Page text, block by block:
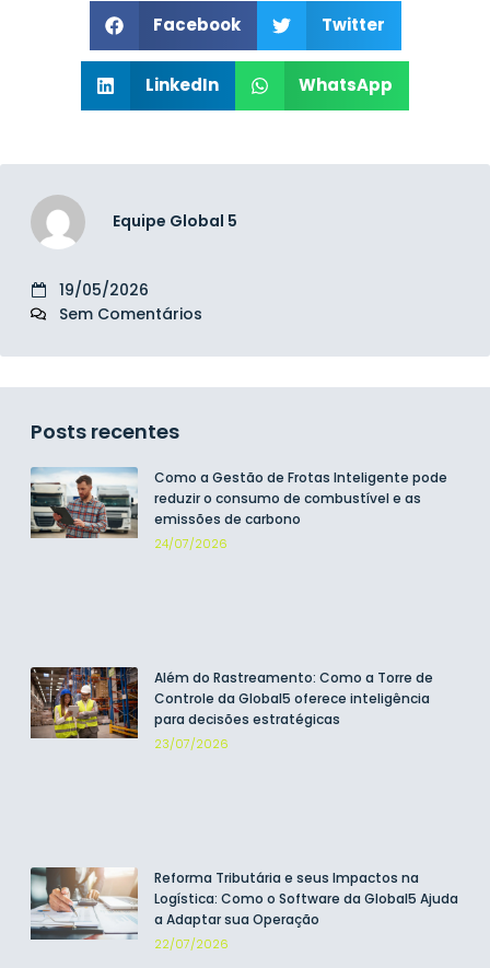
Facebook Twitter
LinkedIn WhatsApp
Equipe Global 5
19/05/2026
Sem Comentários
Posts recentes
Como a Gestão de Frotas Inteligente pode
reduzir o consumo de combustível e as
emissões de carbono
24/07/2026
Além do Rastreamento: Como a Torre de
Controle da Global5 oferece inteligência
para decisões estratégicas
23/07/2026
Reforma Tributária e seus Impactos na
Logística: Como o Software da Global5 Ajuda
a Adaptar sua Operação
22/07/2026